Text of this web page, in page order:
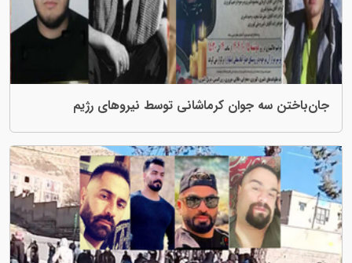
جوان کرماشانی توسط نیروهای رژیم